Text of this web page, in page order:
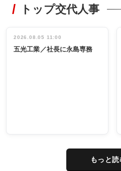
非鉄業界で
インタビュ
ー／社内ア
タックトレー
祝う 業界関
係者ら220人
出席
トップ交代人事
2026.08.05 11:00
五光工業／社長に永島専務
もっと読